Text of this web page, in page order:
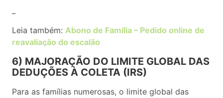
Leia também: Abono de Família – Pedido online de
reavaliação do escalão
6) MAJORAÇÃO DO LIMITE GLOBAL DAS
DEDUÇÕES À COLETA (IRS)
Para as famílias numerosas, o limite global das